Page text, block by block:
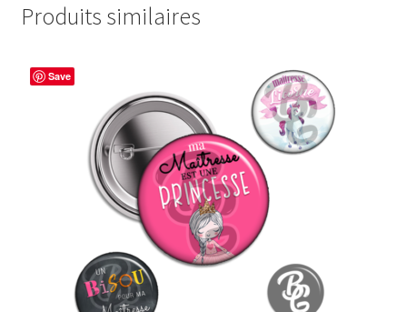
Produits similaires
Save